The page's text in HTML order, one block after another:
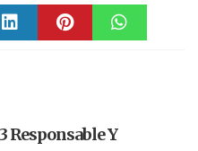
Responsable Y